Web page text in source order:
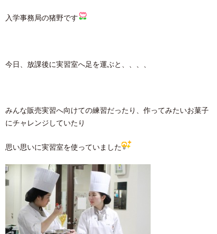
入学事務局の猪野です
今日、放課後に実習室へ足を運ぶと、、、、
みんな販売実習へ向けての練習だったり、作ってみたいお菓子
にチャレンジしていたり
思い思いに実習室を使っていました